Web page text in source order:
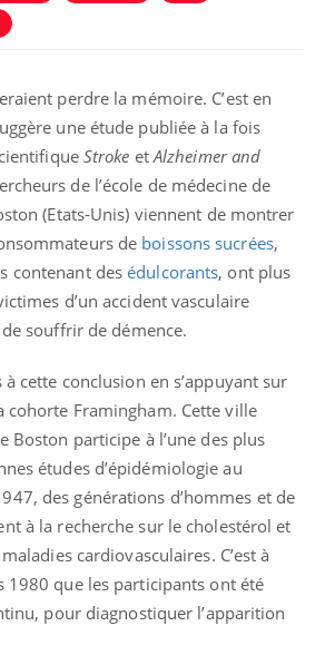
perdre la mémoire. C’est en
une étude publiée à la fois
Stroke etAlzheimer and
de l’école de médecine de
(Etats-Unis) viennent de montrer
de boissons sucrées,
contenant desédulcorants, ont plus
d’un accident vasculaire
de souffrir de démence.
cette conclusion en s’appuyant sur
cohorte Framingham. Cette ville
Boston participe à l’une des plus
études d’épidémiologie au
des générations d’hommes et de
à la recherche sur le cholestérol et
cardiovasculaires. C’est à
1980 que les participants ont été
pour diagnostiquer l’apparition